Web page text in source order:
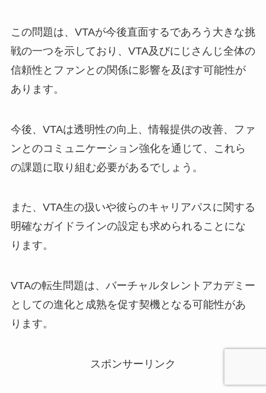
この問題は、VTAが今後直面するであろう大きな挑
戦の一つを示しており、VTA及びにじさんじ全体の
信頼性とファンとの関係に影響を及ぼす可能性が
あります。
今後、VTAは透明性の向上、情報提供の改善、ファ
ンとのコミュニケーション強化を通じて、これら
の課題に取り組む必要があるでしょう。
また、VTA生の扱いや彼らのキャリアパスに関する
明確なガイドラインの設定も求められることにな
ります。
VTAの転生問題は、バーチャルタレントアカデミー
としての進化と成熟を促す契機となる可能性があ
ります。
スポンサーリンク